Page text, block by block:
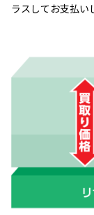
ラスしてお支払い